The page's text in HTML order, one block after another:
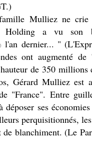
Mulliez ne crie
Holding a vu son
l'an dernier... "
ont augmenté
de 350 millions
Gérard Mulliez est
"France". Entre
ses
perquisitionnés,
de blanchiment. (Le